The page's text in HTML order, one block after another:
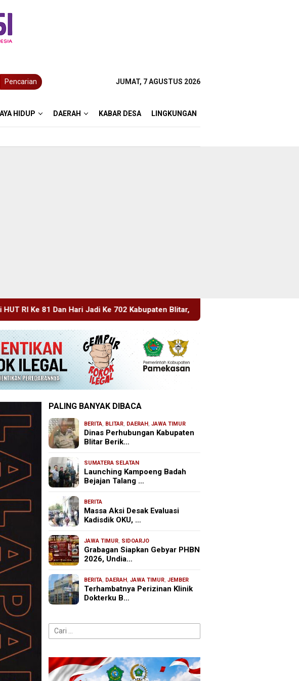
Pencarian JUMAT, 7 AGUSTUS 2026
HIDUP DAERAH KABAR DESA LINGKUNGAN
Ke 702 Kabupaten Blitar, Dimeriahkan Artis Happy Asmara
PALING BANYAK DIBACA
BERITA, BLITAR, DAERAH ,JAWA TIMUR
Dinas Perhubungan Kabupaten
Blitar Berik…
SUMATERA SELATAN
Launching Kampoeng Badah
Bejajan Talang …
BERITA
Massa Aksi Desak Evaluasi
Kadisdik OKU, …
JAWA TIMUR, SIDOARJO
Grabagan Siapkan Gebyar PHBN
2026, Undia…
BERITA, DAERAH ,JAWA TIMUR,JEMBER
Terhambatnya Perizinan Klinik
Dokterku B…
Cari
untuk: